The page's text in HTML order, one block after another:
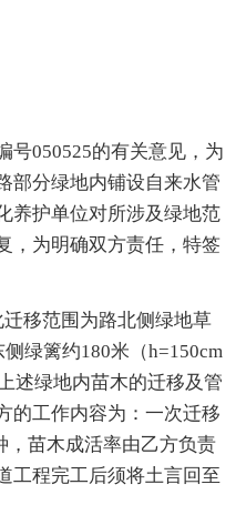
号050525的有关意见，为
部分绿地内铺设自来水管
养护单位对所涉及绿地范
，为明确双方责任，特签
移范围为路北侧绿地草
绿篱约180米（h=150cm
述绿地内苗木的迁移及管
的工作内容为：一次迁移
，苗木成活率由乙方负责
工程完工后须将土言回至